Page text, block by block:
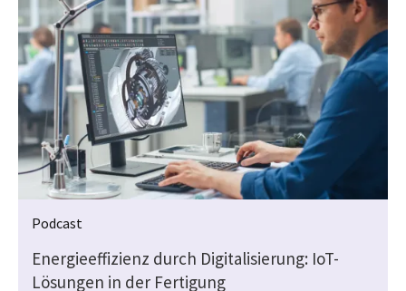
Podcast
Energieeffizienz durch Digitalisierung: IoT-
Lösungen in der Fertigung